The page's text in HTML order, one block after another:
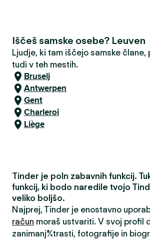
Iščeš samske osebe? Leuven
Ljudje, ki tam iščejo samske
tudi v teh mestih.
Bruselj
Antwerpen
Gent
Charleroi
Liège
Tinder je poln zabavnih funkcij.
funkcij, ki bodo naredile tvojo
veliko boljšo.
Najprej, Tinder je enostavno
račun moraš ustvariti. V svoj profil
zanimanja/strasti, fotografije in